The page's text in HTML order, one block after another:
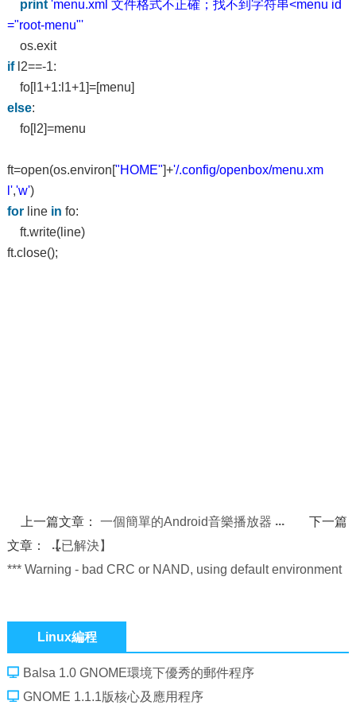
print 'menu.xml 文件格式不正確；找不到字符串<menu id
="root-menu"'
os.exit
ifl2==-1:
fo[l1+1:l1+1]=[menu]
else:
fo[l2]=menu
ft=open(os.environ["HOME"]+'/.config/openbox/menu.xm
l','w')
forline in fo:
ft.write(line)
ft.close();
上一篇文章：一個簡單的Android音樂播放器
下一篇
文章：
【已解決】
*** Warning - bad CRC or NAND, using default environment
Linux編程
Balsa 1.0 GNOME環境下優秀的郵件程序
GNOME 1.1.1版核心及應用程序